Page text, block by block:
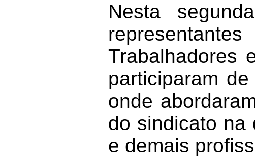
Nesta
Trabalhadores
participaram
onde
do sindicato na
e demais